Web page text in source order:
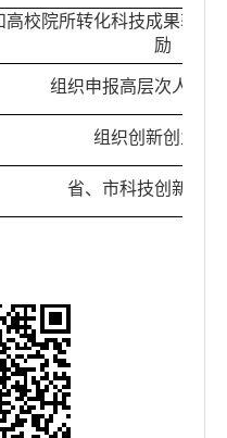
高校院所转化科技成果获认
励
组织申报高层次人才
组织创新创业大
省、市科技创新政